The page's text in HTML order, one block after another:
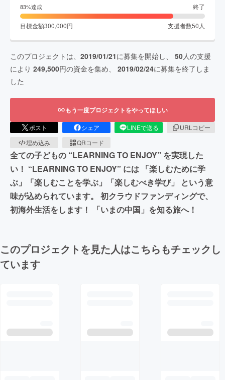
83%達成 終了
目標金額300,000円 支援者数50 人
このプロジェクトは、 2019/01/21に募集を開始し、 50人の支援
により 249,500円の資金を集め、 2019/02/24に募集を終了しま
した
もう一度プロジェクトをやってほしい
ポスト シェア LINEで送る
URLコピー
埋め込み
QRコード
全ての子どもの “LEARNING TO ENJOY” を実現した
い！ “LEARNING TO ENJOY” には 「楽しむために学
ぶ」「楽しむことを学ぶ」「楽しむべき学び」 という意
味が込められています。 初クラウドファンディングで、
初海外生活をします！ 「いまの中国」を知る旅へ！
このプロジェクトを見た人はこちらもチェックし
ています